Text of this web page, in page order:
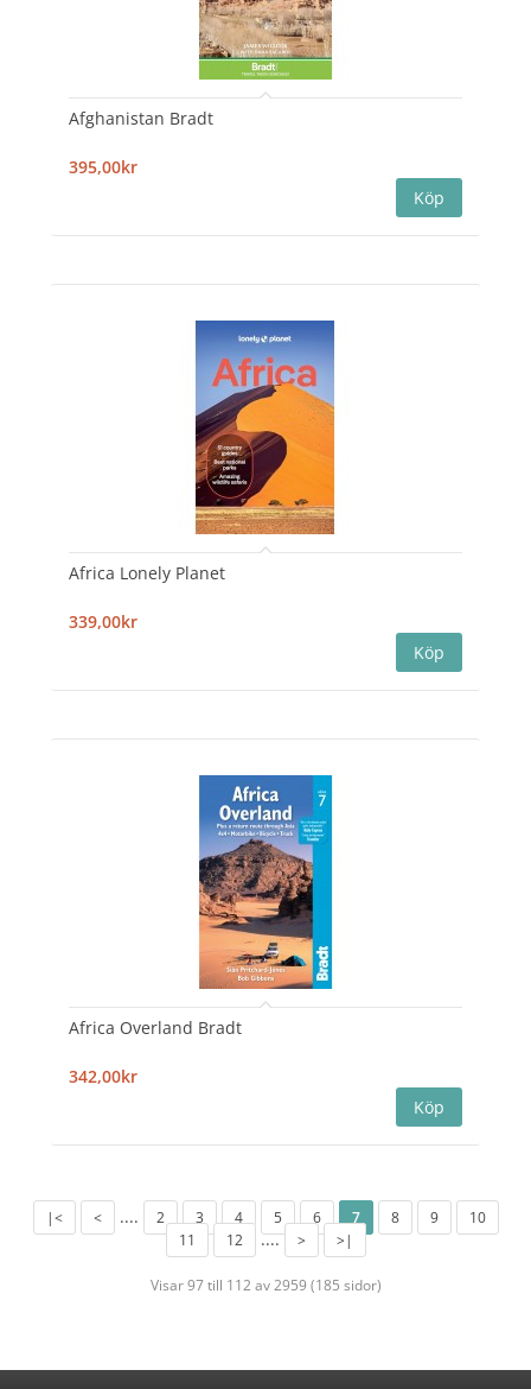
Afghanistan Bradt
395,00kr
Africa Lonely Planet
339,00kr
Africa Overland Bradt
342,00kr
|< < .... 2 3 4 5 6 7 8 9
10
11
12 .... > >|
Visar 97 till 112 av 2959 (185 sidor)